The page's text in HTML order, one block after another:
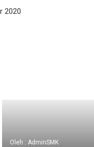
2020
Oleh : AdminSMK